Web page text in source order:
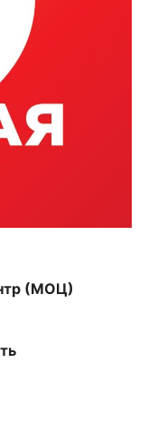
(МОЦ)